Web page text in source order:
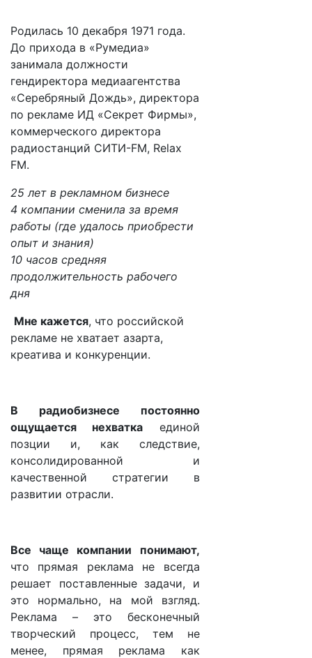
Родилась 10 декабря 1971 года.
До прихода в «Румедиа»
занимала должности
гендиректора медиаагентства
«Серебряный Дождь», директора
по рекламе ИД «Секрет Фирмы»,
коммерческого директора
радиостанций СИТИ-FM, Relax
FM.
25 лет в рекламном бизнесе
4 компании сменила за время
работы (где удалось приобрести
опыт и знания)
10 часов средняя
продолжительность рабочего
дня
Мне кажется, что российской
рекламе не хватает азарта,
креатива и конкуренции.
В радиобизнесе постоянно
ощущается нехватка единой
позции и, как следствие,
консолидированной и
качественной стратегии в
развитии отрасли.
Все чаще компании понимают,
что прямая реклама не всегда
решает поставленные задачи, и
это нормально, на мой взгляд.
Реклама – это бесконечный
творческий процесс, тем не
менее, прямая реклама как